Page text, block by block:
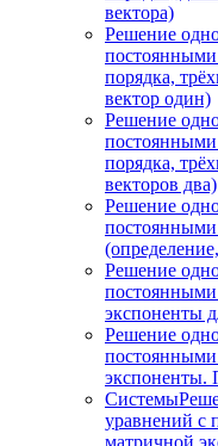
вектора)
Решение
порядка,
вектор один)
Решение
порядка,
векторов два)
Решение
Решение
экспоненты
Решение
экспоненты.
уравнений с
матричной